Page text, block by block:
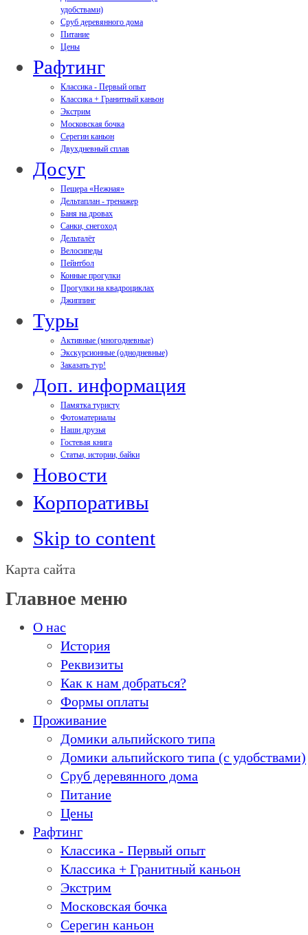
удобствами)
Сруб деревянного дома
Питание
Цены
Рафтинг
Классика - Первый опыт
Классика + Гранитный каньон
Экстрим
Московская бочка
Серегин каньон
Двухдневный сплав
Досуг
Пещера «Нежная»
Дельтаплан - тренажер
Баня на дровах
Cанки, снегоход
Дельталёт
Велосипеды
Пейнтбол
Конные прогулки
Прогулки на квадроциклах
Джиппинг
Туры
Активные (многодневные)
Экскурсионные (однодневные)
Заказать тур!
Доп. информация
Памятка туристу
Фотоматериалы
Наши друзья
Гостевая книга
Статьи, истории, байки
Новости
Корпоративы
Skip to content
Карта сайта
Главное меню
О нас
История
Реквизиты
Как к нам добраться?
Формы оплаты
Проживание
Домики альпийского типа
Домики альпийского типа (с удобствами)
Сруб деревянного дома
Питание
Цены
Рафтинг
Классика - Первый опыт
Классика + Гранитный каньон
Экстрим
Московская бочка
Серегин каньон